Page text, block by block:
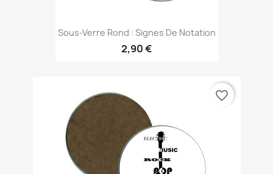
Sous-Verre Rond : Signes De Notation
2,90 €
favorite_border